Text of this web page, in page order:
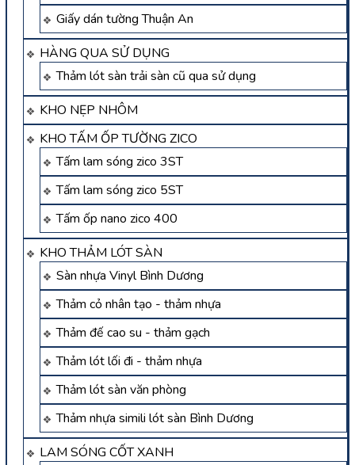
Giấy dán tường Thuận An
HÀNG QUA SỬ DỤNG
Thảm lót sàn trải sàn cũ qua sử dụng
KHO NẸP NHÔM
KHO TẤM ỐP TƯỜNG ZICO
Tấm lam sóng zico 3ST
Tấm lam sóng zico 5ST
Tấm ốp nano zico 400
KHO THẢM LÓT SÀN
Sàn nhựa Vinyl Bình Dương
Thảm cỏ nhân tạo - thảm nhựa
Thảm đế cao su - thảm gạch
Thảm lót lối đi - thảm nhựa
Thảm lót sàn văn phòng
Thảm nhựa simili lót sàn Bình Dương
LAM SÓNG CỐT XANH